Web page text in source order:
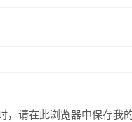
，请在此浏览器中保存我